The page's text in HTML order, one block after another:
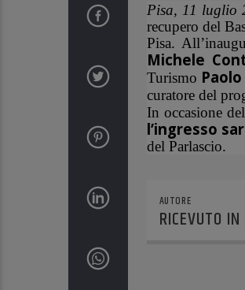
Pisa, 11 luglio
recupero del
Pisa.
Michele
Turismo
curatore del
In occasione
l’ingresso
del Parlascio.
AUTORE
RICEVUTO